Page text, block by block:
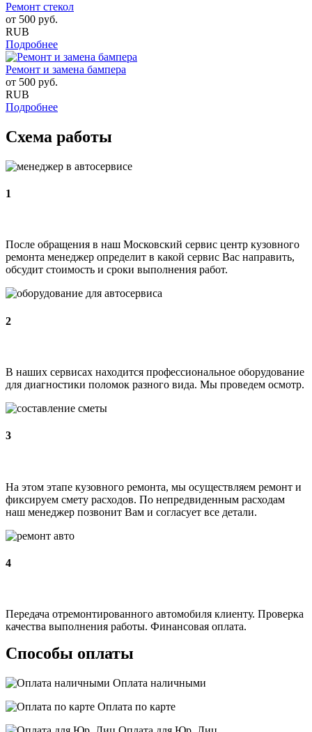
Ремонт стекол
от 500 руб.
RUB
Подробнее
Ремонт и замена бампера
от 500 руб.
RUB
Подробнее
Схема работы
1
После обращения в наш Московский сервис центр кузовного
ремонта менеджер определит в какой сервис Вас направить,
обсудит стоимость и сроки выполнения работ.
2
В наших сервисах находится профессиональное оборудование
для диагностики поломок разного вида. Мы проведем осмотр.
3
На этом этапе кузовного ремонта, мы осуществляем ремонт и
фиксируем смету расходов. По непредвиденным расходам
наш менеджер позвонит Вам и согласует все детали.
4
Передача отремонтированного автомобиля клиенту. Проверка
качества выполнения работы. Финансовая оплата.
Способы оплаты
Оплата наличными
Оплата по карте